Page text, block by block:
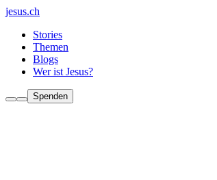
jesus.ch
Stories
Themen
Blogs
Wer ist Jesus?
Spenden